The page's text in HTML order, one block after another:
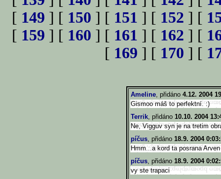
[ 149 ] [ 150 ] [ 151 ] [ 152 ] [
[ 159 ] [ 160 ] [ 161 ] [ 162 ] [
[ 169 ] [ 170 ] [
Ameline, přidáno 4.12. 2004
Gismoo máš to perfektní. :)
Terrik, přidáno 10.10. 2004
Ne, Vigguv syn je na tretim
píčus, přidáno 18.9. 2004
Hmm...a kord ta posrana Arven
píčus, přidáno 18.9. 2004
vy ste trapaci